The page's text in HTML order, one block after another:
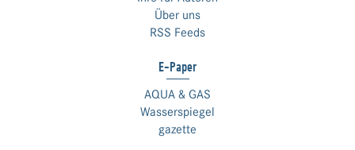
Über uns
RSS Feeds
E-Paper
AQUA & GAS
Wasserspiegel
gazette